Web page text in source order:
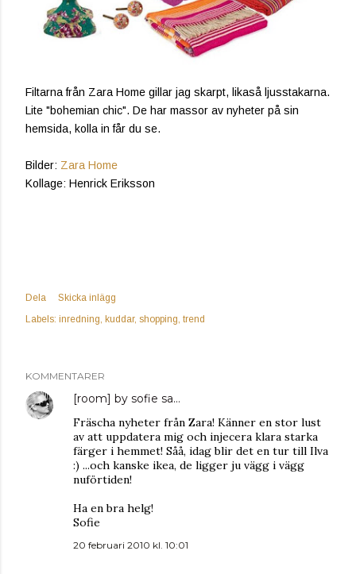
Filtarna från Zara Home gillar jag skarpt, likaså ljusstakarna.
Lite "bohemian chic". De har massor av nyheter på sin
hemsida, kolla in får du se.
Bilder: Zara Home
Kollage: Henrick Eriksson
Dela
Skicka inlägg
Labels: inredning kuddar shopping trend
KOMMENTARER
[room] by sofie sa…
Fräscha nyheter från Zara! Känner en stor lust
av att uppdatera mig och injecera klara starka
färger i hemmet! Såå, idag blir det en tur till Ilva
:) ...och kanske ikea, de ligger ju vägg i vägg
nuförtiden!
Ha en bra helg!
Sofie
20 februari 2010 kl. 10:01